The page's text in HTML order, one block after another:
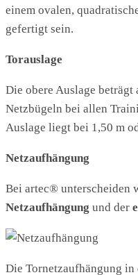
einem ovalen,
gefertigt sein.
Torauslage
Die obere Auslage
Netzbügeln bei allen
Auslage liegt bei 1,50 m
Netzaufhängung
Bei artec® unterscheiden
Netzaufhängung und der
Die Tornetzaufhängung